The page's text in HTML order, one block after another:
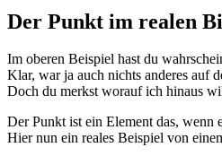
Der Punkt im realen
Im oberen Beispiel hast du
Klar, war ja auch nichts anderes auf
Doch du merkst worauf ich hinaus
Der Punkt ist ein Element das, wenn
Hier nun ein reales Beispiel von